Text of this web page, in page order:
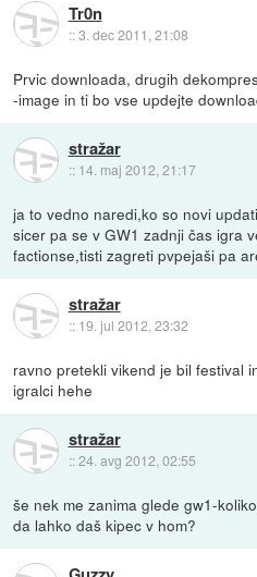
Tr0n
::3. dec 2011, 21:08
Prvic downloada, drugih
-image in ti bo vse updejte
stražar
:: 14. maj 2012, 21:17
ja to vedno naredi,ko so novi
sicer pa se v GW1 zadnji čas igra
factionse,tisti zagreti pvpejaši pa
stražar
:: 19. jul 2012, 23:32
ravno pretekli vikend je bil festival
igralci hehe
stražar
::24. avg 2012, 02:55
še nek me zanima glede gw1-
da lahko daš kipec v hom?